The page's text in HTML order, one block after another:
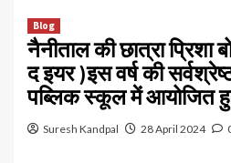
Blog
नैनीताल की छात्रा
द इयर )इस वर्ष की
पब्लिक स्कूल में आयोजित
Suresh Kandpal 28 April 2024